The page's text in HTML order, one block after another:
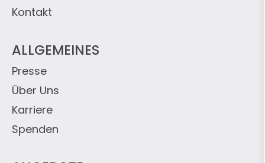
ALLGEMEINES
Spenden
Karriere
Über Uns
Presse
Kontakt